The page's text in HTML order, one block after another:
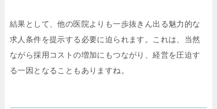
結果として、他の医院よりも一歩抜きん出る魅力的な
求人条件を提示する必要に迫られます。これは、当然
ながら採用コストの増加にもつながり、経営を圧迫す
る一因となることもありますね。